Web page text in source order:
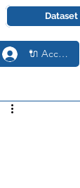
Dataset
🔌 Accedi